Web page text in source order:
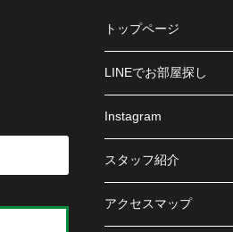
トップページ
LINEでお部屋探し
Instagram
スタッフ紹介
アクセスマップ